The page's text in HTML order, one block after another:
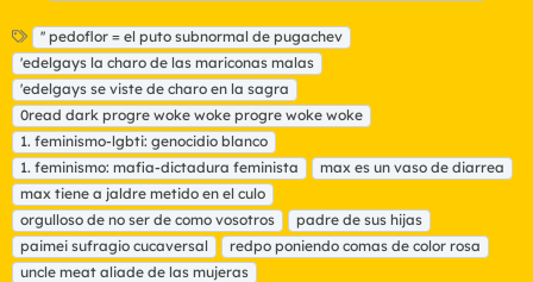
E
t
i
q
u
e
t
a
s
'' pedoflor = el puto subnormal de pugachev
'edelgays la charo de las mariconas malas
'edelgays se viste de charo en la sagra
0read dark progre woke woke progre woke woke
1. feminismo-lgbti: genocidio blanco
1. feminismo: mafia-dictadura feminista
max es un vaso de diarrea
max tiene a jaldre metido en el culo
orgulloso de no ser de como vosotros
padre de sus hijas
paimei sufragio cucaversal
redpo poniendo comas de color rosa
uncle meat aliade de las mujeras